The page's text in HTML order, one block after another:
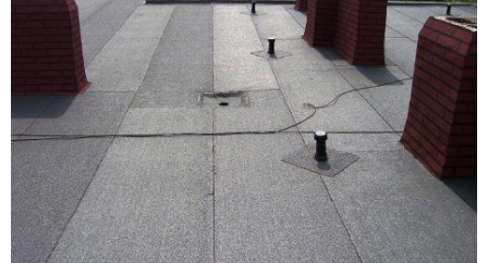
Balatonszabadi
Balatonszárszó
Balatonszemes
Balatonszentgyörgy
Balatonújlak
Bálványos
Barcs